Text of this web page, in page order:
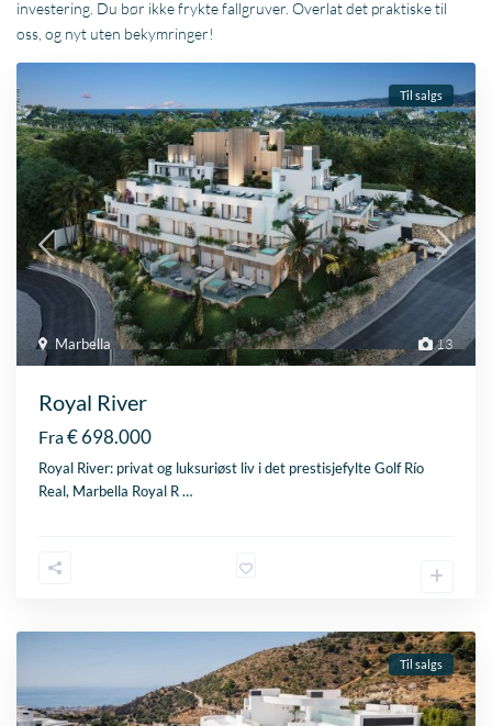
investering. Du bør ikke frykte fallgruver. Overlat det praktiske til
oss, og nyt uten bekymringer!
13
Marbella
Til salgs
Royal River
Fra€ 698.000
Royal River: privat og luksuriøst liv i det prestisjefylte Golf Río
Real, Marbella Royal R…
Til salgs